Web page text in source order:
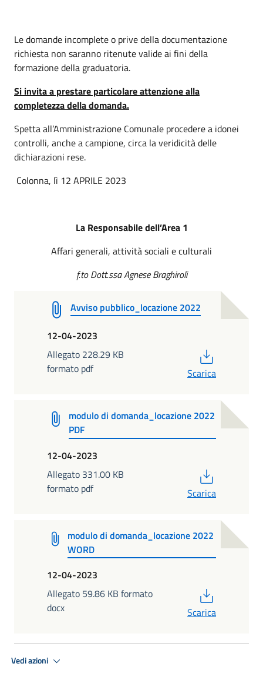
Le domande incomplete o prive della documentazione
richiesta non saranno ritenute valide ai fini della
formazione della graduatoria.
Si invita a prestare particolare attenzione alla
completezza della domanda.
Spetta all’Amministrazione Comunale procedere a idonei
controlli, anche a campione, circa la veridicità delle
dichiarazioni rese.
Colonna, lì 12 APRILE 2023
La Responsabile dell’Area 1
Affari generali, attività sociali e culturali
f.to Dott.ssa Agnese Braghiroli
Avviso pubblico_locazione 2022
12-04-2023
Allegato 228.29 KB
formato pdf
Scarica
modulo di domanda_locazione 2022
PDF
12-04-2023
Allegato 331.00 KB
formato pdf
Scarica
modulo di domanda_locazione 2022
WORD
12-04-2023
Allegato 59.86 KB formato
docx
Scarica
Vedi azioni